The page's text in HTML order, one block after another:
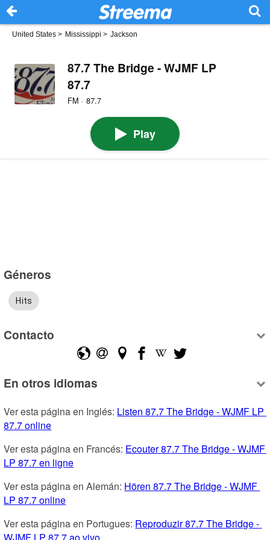
United States > Mississippi > Jackson
87.7 The Bridge - WJMF LP
87.7
FM · 87.7
Play
Géneros
Hits
Contacto
En otros idiomas
Ver esta página en Inglés: Listen 87.7 The Bridge - WJMF LP
87.7 online
Ver esta página en Francés: Ecouter 87.7 The Bridge - WJMF
LP 87.7 en ligne
Ver esta página en Alemán: Hören 87.7 The Bridge - WJMF
LP 87.7 online
Ver esta página en Portugues: Reproduzir 87.7 The Bridge -
WJMF LP 87.7 ao vivo